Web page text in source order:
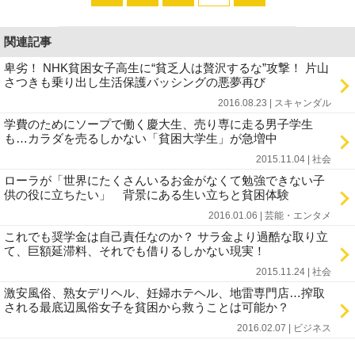
関連記事
卑劣！ NHK貧困女子高生に“貧乏人は贅沢するな”攻撃！ 片山
さつきも乗り出し生活保護バッシングの悪夢再び
2016.08.23 | スキャンダル
学費のためにソープで働く慶大生、売り専に走る男子学生
も…カラダを売るしかない「貧困大学生」が急増中
2015.11.04 | 社会
ローラが「世界にたくさんいるお金がなくて勉強できない子
供の役に立ちたい」 背景にある生い立ちと貧困体験
2016.01.06 | 芸能・エンタメ
これでも奨学金は自己責任なのか？ サラ金より過酷な取り立
て、巨額延滞料、それでも借りるしかない現実！
2015.11.24 | 社会
激安風俗、熟女デリヘル、妊婦ホテヘル、地雷専門店…搾取
される最底辺風俗女子を貧困から救うことは可能か？
2016.02.07 | ビジネス